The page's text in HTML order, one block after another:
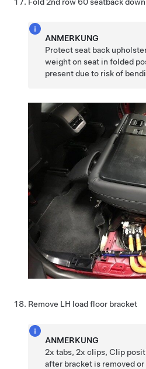
ANMERKUNG
Protect seat back
weight on seat in folded
present due to risk of
Remove LH load floor bracket
ANMERKUNG
2x tabs, 2x clips, Clip
after bracket is removed